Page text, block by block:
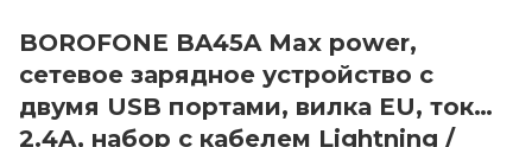
BOROFONE BA45A Max power,
сетевое зарядное устройство с
двумя USB портами, вилка EU, ток
2.4A, набор с кабелем Lightning /